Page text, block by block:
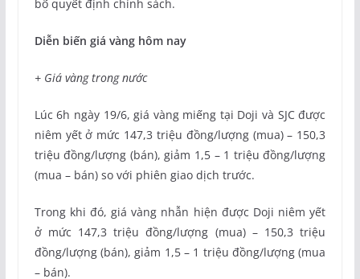
bố quyết định chính sách.
Diễn biến giá vàng hôm nay
+ Giá vàng trong nước
Lúc 6h ngày 19/6, giá vàng miếng tại Doji và SJC được
niêm yết ở mức 147,3 triệu đồng/lượng (mua) – 150,3
triệu đồng/lượng (bán), giảm 1,5 – 1 triệu đồng/lượng
(mua – bán) so với phiên giao dịch trước.
Trong khi đó, giá vàng nhẫn hiện được Doji niêm yết
ở mức 147,3 triệu đồng/lượng (mua) – 150,3 triệu
đồng/lượng (bán), giảm 1,5 – 1 triệu đồng/lượng (mua
– bán).